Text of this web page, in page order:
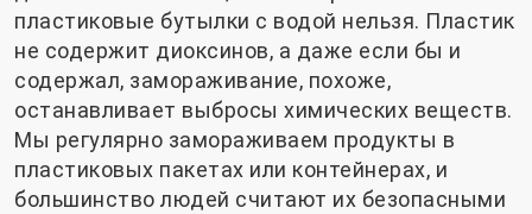
пластиковые бутылки с водой нельзя. Пластик
не содержит диоксинов, а даже если бы и
содержал, замораживание, похоже,
останавливает выбросы химических веществ.
Мы регулярно замораживаем продукты в
пластиковых пакетах или контейнерах, и
большинство людей считают их безопасными